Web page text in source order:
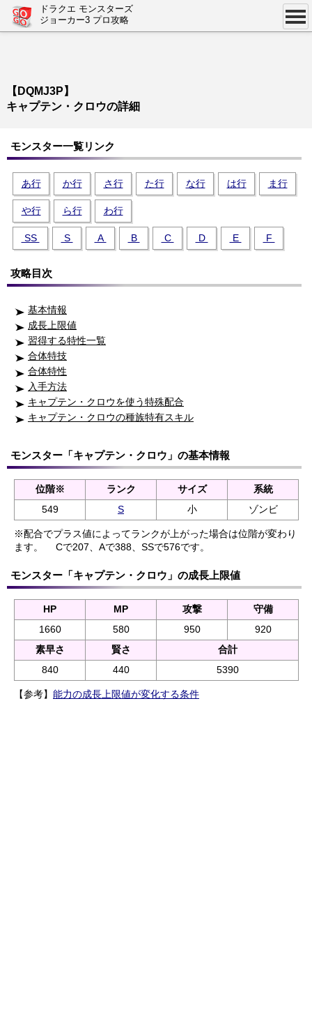
ドラクエ モンスターズ
ジョーカー3 プロ攻略
【DQMJ3P】
キャプテン・クロウの詳細
モンスター一覧リンク
あ行 か行 さ行 た行 な行 は行 ま行
や行 ら行 わ行
SS S A B C D E F
攻略目次
基本情報
成長上限値
習得する特性一覧
合体特技
合体特性
入手方法
キャプテン・クロウを使う特殊配合
キャプテン・クロウの種族特有スキル
モンスター「キャプテン・クロウ」の基本情報
位階※ ランク サイズ
系統
549
S 小 ゾンビ
※配合でプラス値によってランクが上がった場合は位階が変わり
ます。
Cで207、Aで388、SSで576です。
モンスター「キャプテン・クロウ」の成長上限値
HP MP 攻撃
守備
1660
580 950
920
素早さ
賢さ
合計
840
440 5390
【参考】 能力の成長上限値が変化する条件